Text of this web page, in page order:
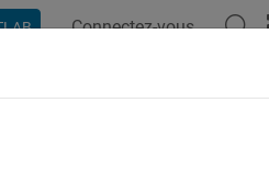
Connectez-vous